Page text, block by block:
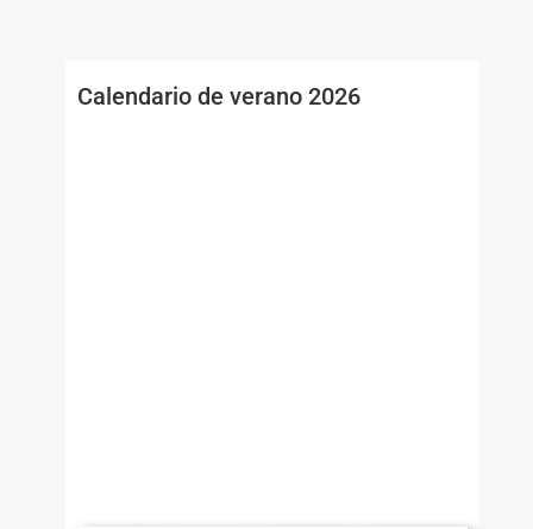
Calendario de verano 2026